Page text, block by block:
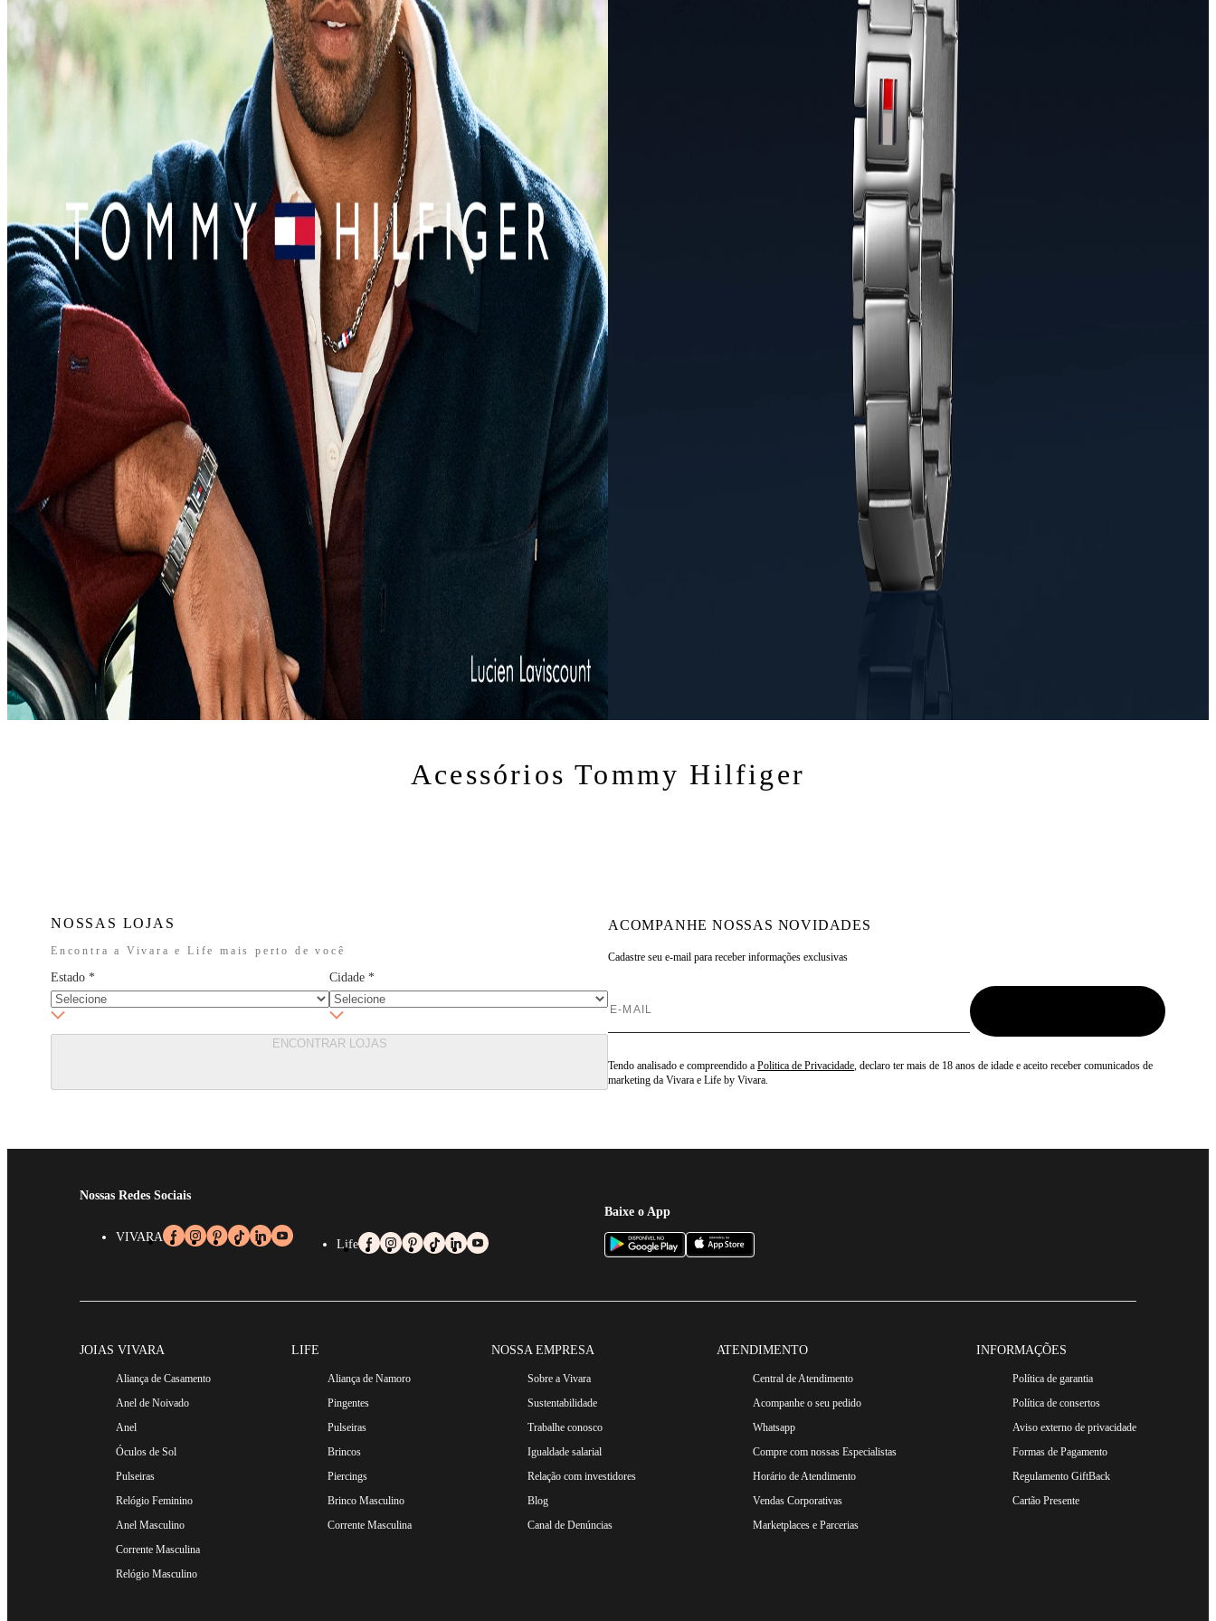
Acessórios Tommy Hilfiger
NOSSAS LOJAS
Encontra a Vivara e Life mais perto de você
Estado * Cidade *
ENCONTRAR LOJAS
ACOMPANHE NOSSAS NOVIDADES
Cadastre seu e-mail para receber informações exclusivas
Tendo analisado e compreendido a Politica de Privacidade, declaro ter mais de 18 anos de idade e aceito receber comunicados de
marketing da Vivara e Life by Vivara.
Nossas Redes Sociais
VIVARA
Life
Baixe o App
JOIAS VIVARA
Aliança de Casamento
Anel de Noivado
Anel
Óculos de Sol
Pulseiras
Relógio Feminino
Anel Masculino
Corrente Masculina
Relógio Masculino
LIFE
Aliança de Namoro
Pingentes
Pulseiras
Brincos
Piercings
Brinco Masculino
Corrente Masculina
NOSSA EMPRESA
Sobre a Vivara
Sustentabilidade
Trabalhe conosco
Igualdade salarial
Relação com investidores
Blog
Canal de Denúncias
ATENDIMENTO
Central de Atendimento
Acompanhe o seu pedido
Whatsapp
Compre com nossas Especialistas
Horário de Atendimento
Vendas Corporativas
Marketplaces e Parcerias
INFORMAÇÕES
Política de garantia
Política de consertos
Aviso externo de privacidade
Formas de Pagamento
Regulamento GiftBack
Cartão Presente